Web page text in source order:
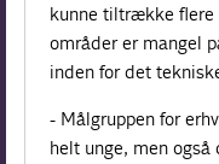
kunne tiltrække flere
områder er mangel
inden for det
- Målgruppen for
helt unge, men også